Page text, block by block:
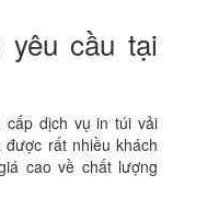
cầu tại
cấp dịch vụ in túi vải
rất nhiều khách
cao về chất lượng